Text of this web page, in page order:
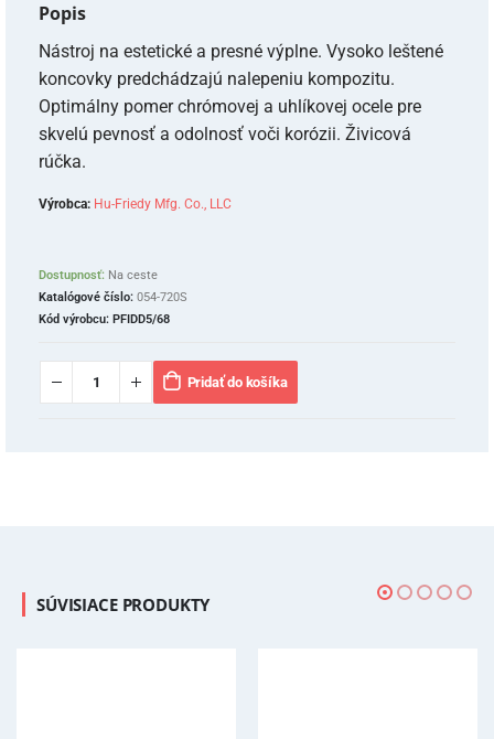
Popis
Nástroj na estetické a presné výplne. Vysoko leštené
koncovky predchádzajú nalepeniu kompozitu.
Optimálny pomer chrómovej a uhlíkovej ocele pre
skvelú pevnosť a odolnosť voči korózii. Živicová
rúčka.
Výrobca: Hu-Friedy Mfg. Co., LLC
Dostupnosť: Na ceste
Katalógové číslo: 054-720S
Kód výrobcu: PFIDD5/68
Pridať do košíka
SÚVISIACE PRODUKTY